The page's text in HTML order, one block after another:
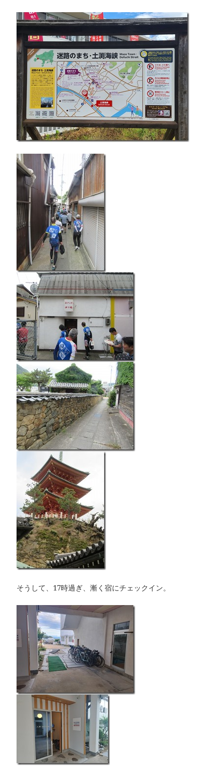
そうして、17時過ぎ、漸く宿にチェックイン。